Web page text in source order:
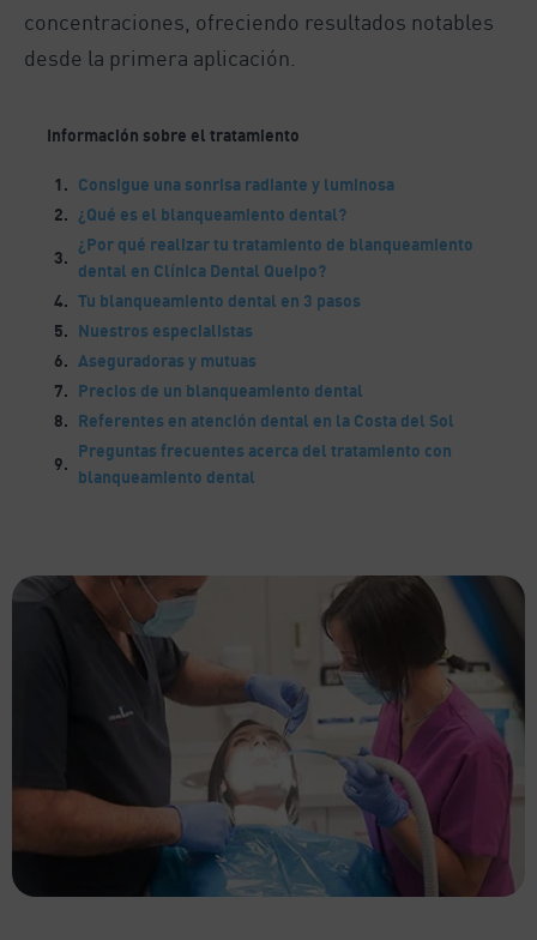
concentraciones, ofreciendo resultados notables
desde la primera aplicación.
Información sobre el tratamiento
Consigue una sonrisa radiante y luminosa
¿Qué es el blanqueamiento dental?
¿Por qué realizar tu tratamiento de blanqueamiento
dental en Clínica Dental Queipo?
Tu blanqueamiento dental en 3 pasos
Nuestros especialistas
Aseguradoras y mutuas
Precios de un blanqueamiento dental
Referentes en atención dental en la Costa del Sol
Preguntas frecuentes acerca del tratamiento con
blanqueamiento dental